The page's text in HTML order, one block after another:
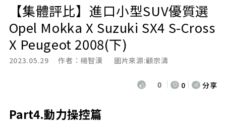
【集體評比】進口小型SUV優質選
Opel Mokka X Suzuki SX4 S-Cross
X Peugeot 2008(下)
2023.05.29 作者：楊智漢 圖片來源:顧宗濤
0 0 分享
Part4.動力操控篇